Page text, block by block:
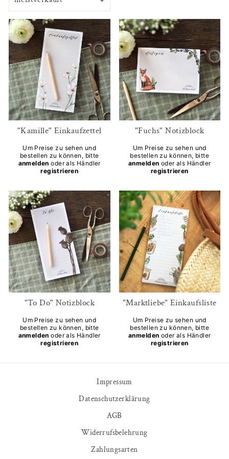
"Kamille" Einkaufzettel
Um Preise zu sehen und
bestellen zu können, bitte
anmelden oder als Händler
registrieren
"Fuchs" Notizblock
Um Preise zu sehen und
bestellen zu können, bitte
anmelden oder als Händler
registrieren
"To Do" Notizblock
Um Preise zu sehen und
bestellen zu können, bitte
anmelden oder als Händler
registrieren
"Marktliebe" Einkaufsliste
Um Preise zu sehen und
bestellen zu können, bitte
anmelden oder als Händler
registrieren
Impressum
Datenschutzerklärung
AGB
Widerrufsbelehrung
Zahlungsarten